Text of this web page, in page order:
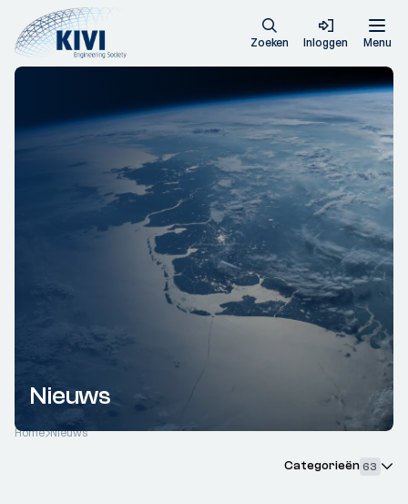
Zoeken Inloggen Menu
Nieuws
Home Nieuws
Categorieën 63